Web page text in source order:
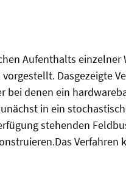
Aufenthalts
Dasgezeigte
denen ein
in ein
stehenden
Verfahren